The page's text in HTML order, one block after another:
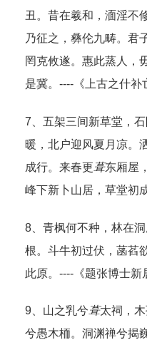
丑。昔在羲和，湎淫不
乃征之，彝伦九畴。君
罔克攸遂。惠此蒸人，
是冀。----《上古之什补
7、五架三间新草堂，
暖，北户迎风夏月凉。
成行。来春更葺东厢屋
峰下新卜山居，草堂初
8、青枫何不种，林在
根。斗牛初过伏，菡萏
此原。----《题张博士新
9、山之乳兮葺太祠，
兮愚木栭。洞渊禅兮揭